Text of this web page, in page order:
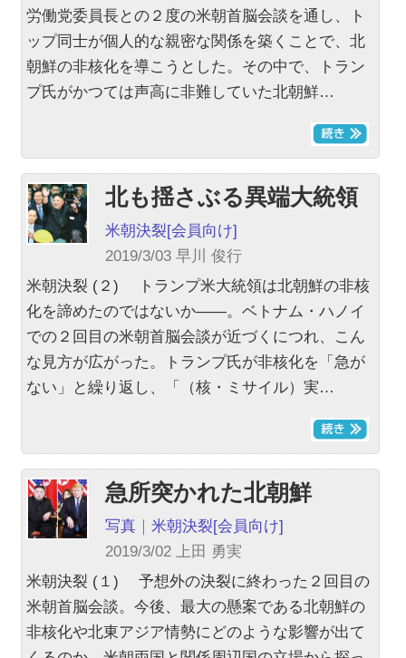
労働党委員長との２度の米朝首脳会談を通し、ト
ップ同士が個人的な親密な関係を築くことで、北
朝鮮の非核化を導こうとした。その中で、トラン
プ氏がかつては声高に非難していた北朝鮮…
北も揺さぶる異端大統領
米朝決裂[会員向け]
2019/3/03 早川 俊行
米朝決裂 (２) トランプ米大統領は北朝鮮の非核
化を諦めたのではないか――。ベトナム・ハノイ
での２回目の米朝首脳会談が近づくにつれ、こん
な見方が広がった。トランプ氏が非核化を「急が
ない」と繰り返し、「（核・ミサイル）実…
急所突かれた北朝鮮
写真 ｜米朝決裂[会員向け]
2019/3/02 上田 勇実
米朝決裂 (１) 予想外の決裂に終わった２回目の
米朝首脳会談。今後、最大の懸案である北朝鮮の
非核化や北東アジア情勢にどのような影響が出て